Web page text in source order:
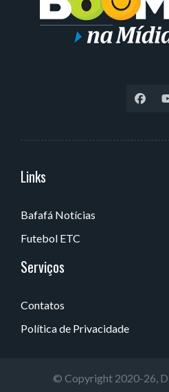
Links
Bafafá Notícias
Futebol ETC
Serviços
Contatos
Política de Privacidade
Serviços
© Copyright 2020-26,